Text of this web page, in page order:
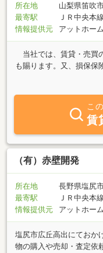
所在地
山梨県笛吹
最寄駅
ＪＲ中央本
情報提供元
アットホーム
当社では、賃貸・売買
も賜ります。又、損保保
おります。 住宅建築の
びのメーカーのコンペを
富な情報の中からお客様
サポート致します。 当
いております！ご気軽に
こ
賃
（有）赤壁開発
所在地
長野県塩尻
最寄駅
ＪＲ中央本
情報提供元
アットホーム
塩尻市広丘高出にておか
物の購入や売却・査定依